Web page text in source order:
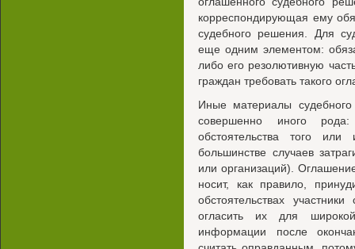
корреспондирующая ему
судебного решения. Для
еще одним элементом:
либо его резолютивную
граждан требовать такого
Иные материалы
совершенно иного
обстоятельства того
большинстве случаев
или организаций).
носит, как правило,
обстоятельствах
огласить их для
информации после